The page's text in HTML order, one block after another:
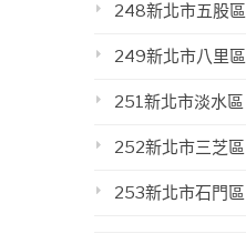
248新北市五股區
249新北市八里區
251新北市淡水區
252新北市三芝區
253新北市石門區